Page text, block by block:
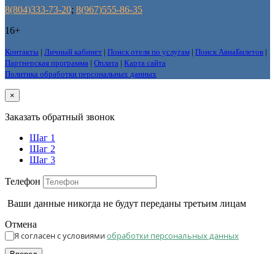
8(804)333-73-20; 8(967)555-86-35
16+
Контакты | Личный кабинет | Поиск отеля по услугам | Поиск АвиаБилетов |
Партнерская программа | Оплата | Карта сайта
Политика обработки персональных данных
×
Заказать обратный звонок
Шаг 1
Шаг 2
Шаг 3
Телефон
Ваши данные никогда не будут переданы третьим лицам
Отмена
Я согласен с условиямиобработки персональных данных